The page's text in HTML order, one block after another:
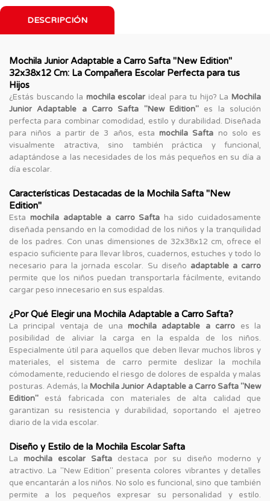
DESCRIPCIÓN
Mochila Junior Adaptable a Carro Safta "New Edition"
32x38x12 Cm: La Compañera Escolar Perfecta para tus
Hijos
¿Estás buscando la mochila escolar ideal para tu hijo? LaMochila
Junior Adaptable a Carro Safta "New Edition" es la solución
perfecta para combinar comodidad, estilo y durabilidad. Diseñada
para niños a partir de 3 años, esta mochila Safta no solo es
visualmente atractiva, sino también práctica y funcional,
adaptándose a las necesidades de los más pequeños en su día a
día escolar.
Características Destacadas de la Mochila Safta "New
Edition"
Esta mochila adaptable a carro Safta ha sido cuidadosamente
diseñada pensando en la comodidad de los niños y la tranquilidad
de los padres. Con unas dimensiones de 32x38x12 cm, ofrece el
espacio suficiente para llevar libros, cuadernos, estuches y todo lo
necesario para la jornada escolar. Su diseño adaptable a carro
permite que los niños puedan transportarla fácilmente, evitando
cargar peso innecesario en sus espaldas.
¿Por Qué Elegir una Mochila Adaptable a Carro Safta?
La principal ventaja de una mochila adaptable a carro es la
posibilidad de aliviar la carga en la espalda de los niños.
Especialmente útil para aquellos que deben llevar muchos libros y
materiales, el sistema de carro permite deslizar la mochila
cómodamente, reduciendo el riesgo de dolores de espalda y malas
posturas. Además, laMochila Junior Adaptable a Carro Safta "New
Edition" está fabricada con materiales de alta calidad que
garantizan su resistencia y durabilidad, soportando el ajetreo
diario de la vida escolar.
Diseño y Estilo de la Mochila Escolar Safta
Lamochila escolar Safta destaca por su diseño moderno y
atractivo. La "New Edition" presenta colores vibrantes y detalles
que encantarán a los niños. No solo es funcional, sino que también
permite a los pequeños expresar su personalidad y estilo.